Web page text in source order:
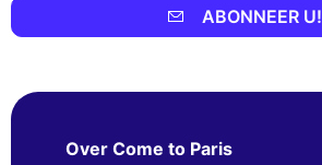
ABONNEER U!
Over Come to Paris